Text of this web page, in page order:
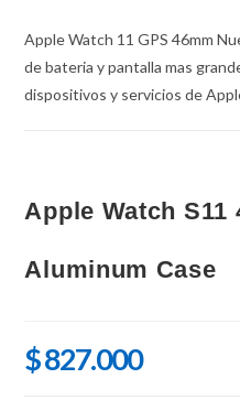
Apple Watch 11 GPS 46mm
de bateria y pantalla mas
dispositivos y servicios de
Apple Watch S11
Aluminum Case
$827.000